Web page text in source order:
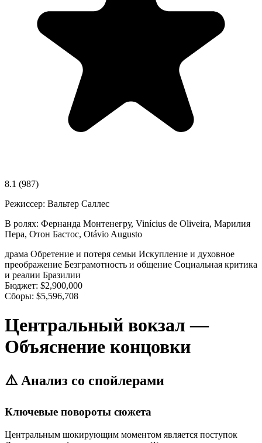
8.1 (987)
Режиссер: Вальтер Саллес
В ролях: Фернанда Монтенегру, Vinícius de Oliveira, Марилия
Пера, Отон Бастос, Otávio Augusto
драма Обретение и потеря семьи Искупление и духовное
преображение Безграмотность и общение Социальная критика
и реалии Бразилии
Бюджет: $2,900,000
Сборы: $5,596,708
Центральный вокзал —
Объяснение концовки
⚠️ Анализ со спойлерами
Ключевые повороты сюжета
Центральным шокирующим моментом является поступок